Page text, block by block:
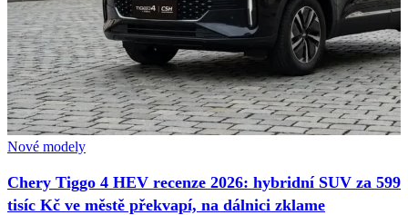
Nové modely
Chery Tiggo 4 HEV recenze 2026: hybridní SUV za 599
tisíc Kč ve městě překvapí, na dálnici zklame